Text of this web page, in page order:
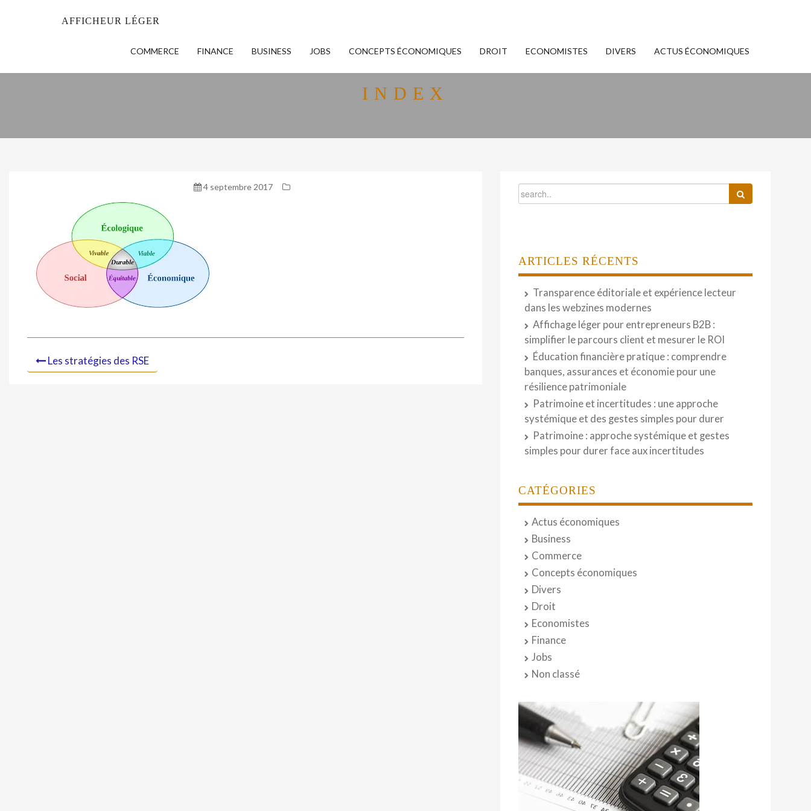
AFFICHEUR LÉGER
COMMERCE FINANCE BUSINESS JOBS CONCEPTS ÉCONOMIQUES DROIT ECONOMISTES DIVERS ACTUS ÉCONOMIQUES
INDEX
4 septembre 2017
Les stratégies des RSE
ARTICLES RÉCENTS
Transparence éditoriale et expérience lecteur
dans les webzines modernes
Affichage léger pour entrepreneurs B2B :
simplifier le parcours client et mesurer le ROI
Éducation financière pratique : comprendre
banques, assurances et économie pour une
résilience patrimoniale
Patrimoine et incertitudes : une approche
systémique et des gestes simples pour durer
Patrimoine : approche systémique et gestes
simples pour durer face aux incertitudes
CATÉGORIES
Actus économiques
Business
Commerce
Concepts économiques
Divers
Droit
Economistes
Finance
Jobs
Non classé